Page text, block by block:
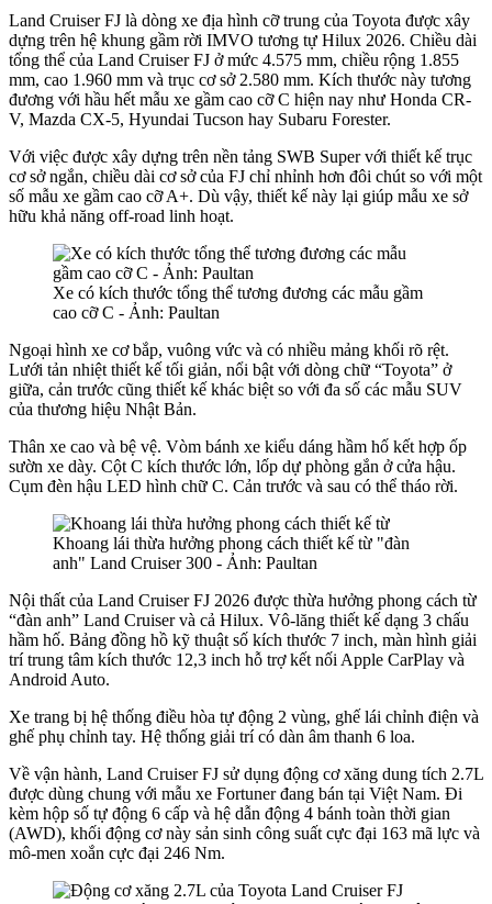
Land Cruiser FJ là dòng xe địa hình cỡ trung của Toyota được xây
dựng trên hệ khung gầm rời IMVO tương tự Hilux 2026. Chiều dài
tổng thể của Land Cruiser FJ ở mức 4.575 mm, chiều rộng 1.855
mm, cao 1.960 mm và trục cơ sở 2.580 mm. Kích thước này tương
đương với hầu hết mẫu xe gầm cao cỡ C hiện nay như Honda CR-
V, Mazda CX-5, Hyundai Tucson hay Subaru Forester.
Với việc được xây dựng trên nền tảng SWB Super với thiết kế trục
cơ sở ngắn, chiều dài cơ sở của FJ chỉ nhỉnh hơn đôi chút so với một
số mẫu xe gầm cao cỡ A+. Dù vậy, thiết kế này lại giúp mẫu xe sở
hữu khả năng off-road linh hoạt.
Xe có kích thước tổng thể tương đương các mẫu gầm
cao cỡ C - Ảnh: Paultan
Ngoại hình xe cơ bắp, vuông vức và có nhiều mảng khối rõ rệt.
Lưới tản nhiệt thiết kế tối giản, nổi bật với dòng chữ “Toyota” ở
giữa, cản trước cũng thiết kế khác biệt so với đa số các mẫu SUV
của thương hiệu Nhật Bản.
Thân xe cao và bệ vệ. Vòm bánh xe kiểu dáng hầm hố kết hợp ốp
sườn xe dày. Cột C kích thước lớn, lốp dự phòng gắn ở cửa hậu.
Cụm đèn hậu LED hình chữ C. Cản trước và sau có thể tháo rời.
Khoang lái thừa hưởng phong cách thiết kế từ "đàn
anh" Land Cruiser 300 - Ảnh: Paultan
Nội thất của Land Cruiser FJ 2026 được thừa hưởng phong cách từ
“đàn anh” Land Cruiser và cả Hilux. Vô-lăng thiết kế dạng 3 chấu
hầm hố. Bảng đồng hồ kỹ thuật số kích thước 7 inch, màn hình giải
trí trung tâm kích thước 12,3 inch hỗ trợ kết nối Apple CarPlay và
Android Auto.
Xe trang bị hệ thống điều hòa tự động 2 vùng, ghế lái chỉnh điện và
ghế phụ chỉnh tay. Hệ thống giải trí có dàn âm thanh 6 loa.
Về vận hành, Land Cruiser FJ sử dụng động cơ xăng dung tích 2.7L
được dùng chung với mẫu xe Fortuner đang bán tại Việt Nam. Đi
kèm hộp số tự động 6 cấp và hệ dẫn động 4 bánh toàn thời gian
(AWD), khối động cơ này sản sinh công suất cực đại 163 mã lực và
mô-men xoắn cực đại 246 Nm.